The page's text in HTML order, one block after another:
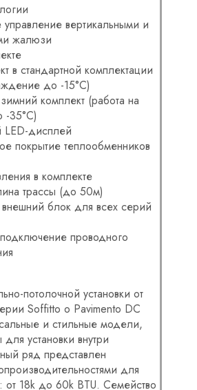
управление вертикальными и
жалюзи
в стандартной комплектации
до -15°С)
комплект (работа на
-35°С)
LED-дисплей
покрытие теплообменников
в комплекте
трассы (до 50м)
блок для всех серий
проводного
потолочной установки от
Soffitto o Pavimento DC
и стильные модели,
установки внутри
ряд представлен
для
от 18k до 60k BTU. Семейство